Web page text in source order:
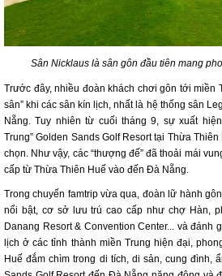
Sân Nicklaus là sân gôn đầu tiên mang
Trước đây, nhiều đoàn khách chơi gôn tới miền
sân” khi các sân kín lịch, nhất là hệ thống sân
Nẵng. Tuy nhiên từ cuối tháng 9, sự xuất
Trung” Golden Sands Golf Resort tại Thừa
chọn. Như vậy, các “thượng đế” đã thoải mái
cấp từ Thừa Thiên Huế vào đến Đà Nẵng.
Trong chuyến famtrip vừa qua, đoàn lữ hành
nổi bật, cơ sở lưu trú cao cấp như chợ Hàn,
Danang Resort & Convention Center... và đánh
lịch ở các tỉnh thành miền Trung hiện đại,
Huế đắm chìm trong di tích, di sản, cung đình,